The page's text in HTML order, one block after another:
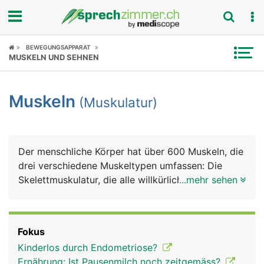
Fokus
Symptome
News
Rubriken
BEWEGUNGSAPPARAT
MUSKELN UND SEHNEN
Muskeln (Muskulatur)
Der menschliche Körper hat über 600 Muskeln, die
drei verschiedene Muskeltypen umfassen: Die
Skelettmuskulatur, die alle willkürlichen
Herzmuskulatur. Die Skelettmuskeln sind über
Sehnen zur Kraftübertragung fest an Knochen
...mehr sehen
Fokus
Kinderlos durch Endometriose?
Ernährung: Ist Pausenmilch noch zeitgemäss?